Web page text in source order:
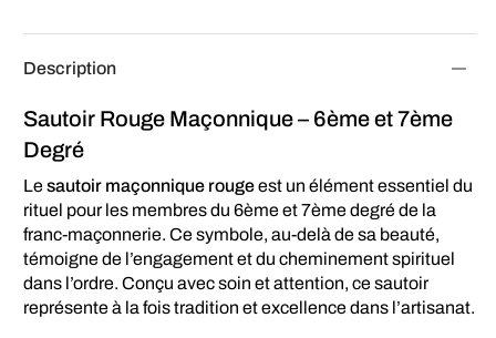
Description
Sautoir Rouge Maçonnique – 6ème et 7ème
Degré
Lesautoir maçonnique rougeest un élément essentiel du
rituel pour les membres du 6ème et 7ème degré de la
franc-maçonnerie. Ce symbole, au-delà de sa beauté,
témoigne de l’engagement et du cheminement spirituel
dans l’ordre. Conçu avec soin et attention, ce sautoir
représente à la fois tradition et excellence dans l’artisanat.